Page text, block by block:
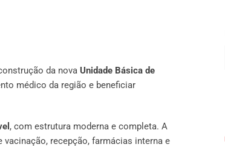
da nova Unidade Básica de
médico da região e beneficiar
, com estrutura moderna e completa. A
vacinação, recepção, farmácias interna e